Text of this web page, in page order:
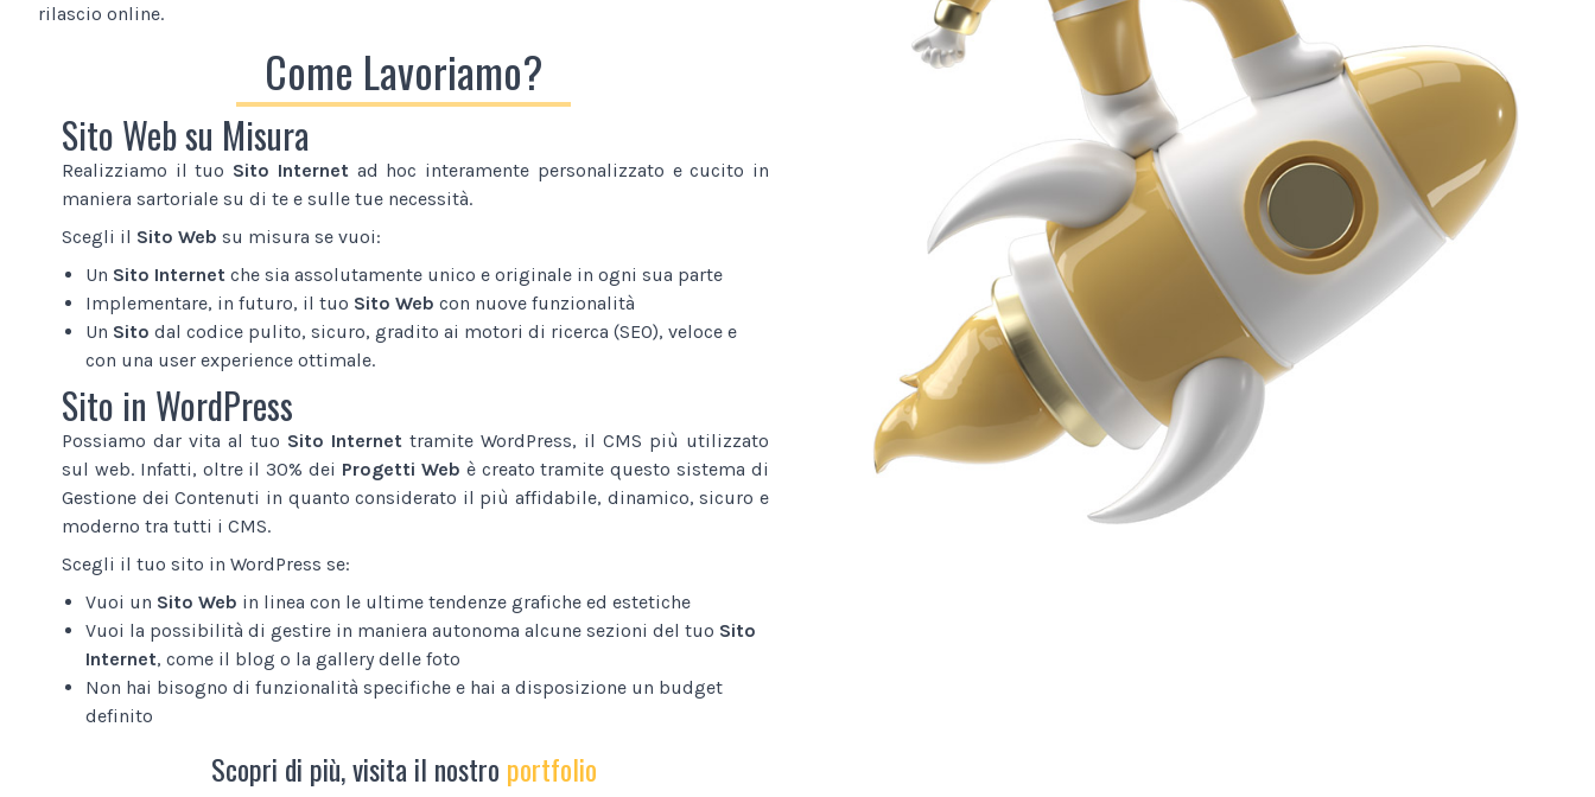
rilascio online.
Come Lavoriamo?
Sito Web su Misura
Realizziamo il tuo Sito Internet ad hoc interamente personalizzato e cucito in
maniera sartoriale su di te e sulle tue necessità.
Scegli il Sito Web su misura se vuoi:
Un Sito Internet che sia assolutamente unico e originale in ogni sua parte
Implementare, in futuro, il tuo Sito Web con nuove funzionalità
Un Sito dal codice pulito, sicuro, gradito ai motori di ricerca (SEO), veloce e
con una user experience ottimale.
Sito in WordPress
Possiamo dar vita al tuo Sito Internet tramite WordPress, il CMS più utilizzato
sul web. Infatti, oltre il 30% dei Progetti Web è creato tramite questo sistema di
Gestione dei Contenuti in quanto considerato il più affidabile, dinamico, sicuro e
moderno tra tutti i CMS.
Scegli il tuo sito in WordPress se:
Vuoi un Sito Web in linea con le ultime tendenze grafiche ed estetiche
Vuoi la possibilità di gestire in maniera autonoma alcune sezioni del tuo Sito
Internet, come il blog o la gallery delle foto
Non hai bisogno di funzionalità specifiche e hai a disposizione un budget
definito
Scopri di più, visita il nostro portfolio